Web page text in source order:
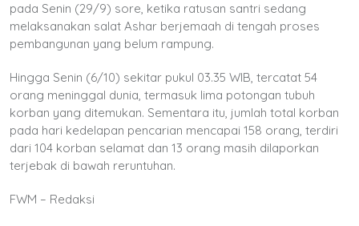
pada Senin (29/9) sore, ketika ratusan santri sedang
melaksanakan salat Ashar berjemaah di tengah proses
pembangunan yang belum rampung.
Hingga Senin (6/10) sekitar pukul 03.35 WIB, tercatat 54
orang meninggal dunia, termasuk lima potongan tubuh
korban yang ditemukan. Sementara itu, jumlah total korban
pada hari kedelapan pencarian mencapai 158 orang, terdiri
dari 104 korban selamat dan 13 orang masih dilaporkan
terjebak di bawah reruntuhan.
FWM – Redaksi